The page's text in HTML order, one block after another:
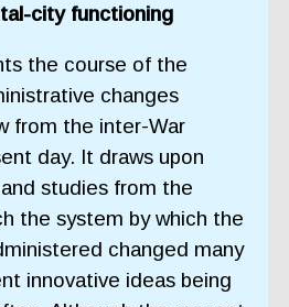
city functioning
the course of the
changes
from the inter-War
day. It draws upon
studies from the
the system by which the
changed many
innovative ideas being